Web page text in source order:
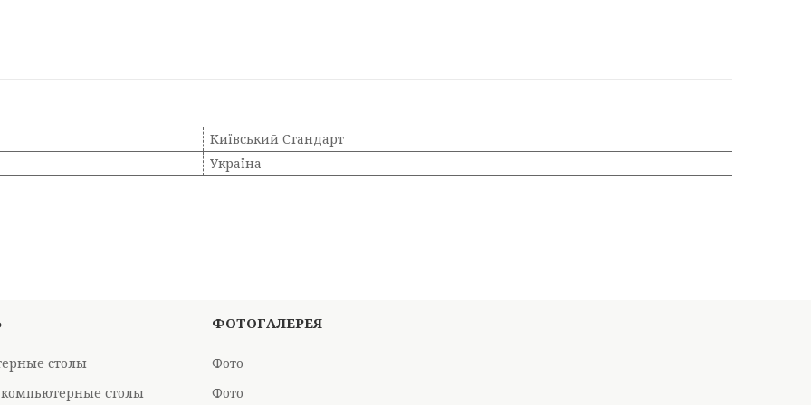
Київський Стандарт
Україна
столы
столы
ФОТОГАЛЕРЕЯ
Фото
Фото